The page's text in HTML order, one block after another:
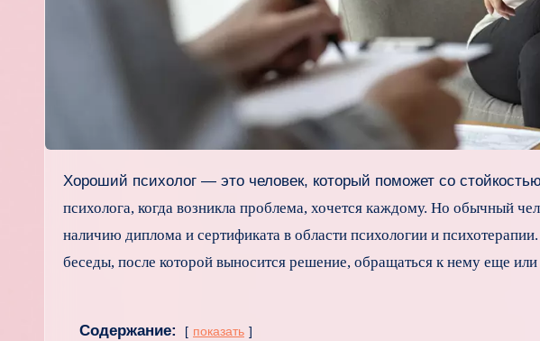
Хороший психолог — это человек, который поможет со
психолога, когда возникла проблема, хочется каждому. Но обычный
наличию диплома и сертификата в области психологии и
беседы, после которой выносится решение, обращаться к нему еще или
Содержание: показать